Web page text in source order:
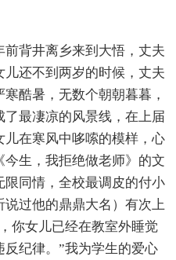
背井离乡来到大悟，丈夫
还不到两岁的时候，丈夫
酷暑，无数个朝朝暮暮，
最凄凉的风景线，在上届
在寒风中哆嗦的模样，心
生，我拒绝做老师》的文
同情，全校最调皮的付小
过他的鼎鼎大名）有次上
你女儿已经在教室外睡觉
纪律。”我为学生的爱心